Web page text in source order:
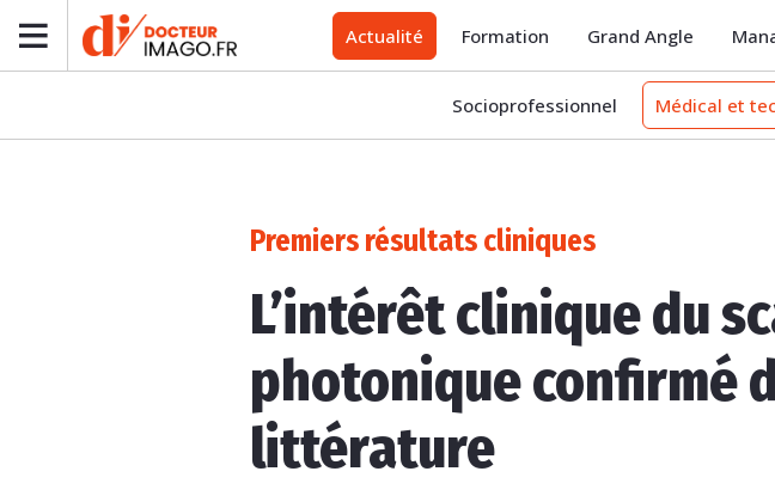
Actualité Formation Grand Angle
Socioprofessionnel Médical et
Premiers résultats cliniques
L’intérêt clinique du
photonique confirmé
littérature